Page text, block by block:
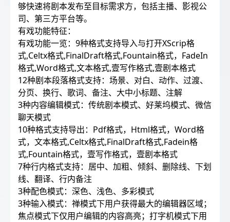
够快速将剧本发布至目标需求方，包括主播、影视公
司、第三方平台等。
有戏功能特征：
有戏功能一览：9种格式支持导入与打开XScrip格
式,Celtx格式,FinalDraft格式,Fountain格式，FadeIn
格式,Word格式,文本格式,壹写作格式,壹剧本格式
12种剧本段落格式支持：场景、对白、动作、过渡、
分页、换行、歌词、备注、大中小标题、注解
3种内容编辑模式：传统剧本模式、好莱坞模式、微信
聊天模式
10种格式支持导出：Pdf格式，Html格式，Word格
式，文本格式,Celtx格式,FinalDraft格式,Fadein格
式,Fountain格式，壹写作格式，壹剧本格式
7种行内格式支持：居中、加粗、倾斜、删除线、下划
线、翻译、行内备注
3种配色模式：深色、浅色、多彩模式
3种输入模式：禅模式下用户获得最大的编辑器区域；
焦点模式下仅用户编辑的内容高亮；打字机模式下用